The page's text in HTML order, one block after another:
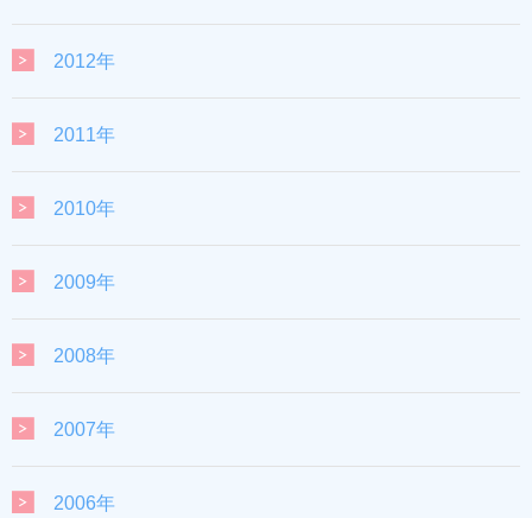
2012年
2011年
2010年
2009年
2008年
2007年
2006年